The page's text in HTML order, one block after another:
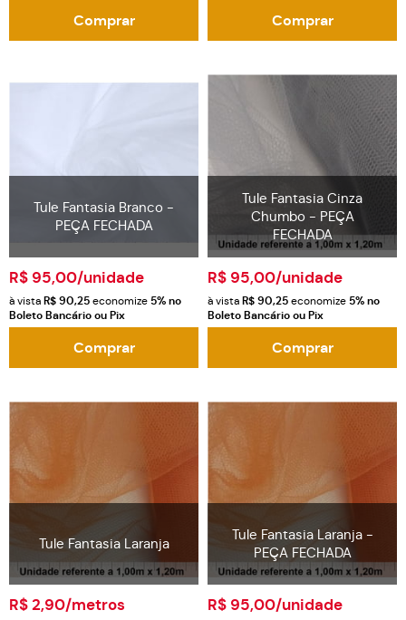
Comprar Comprar
Tule Fantasia Branco -
PEÇA FECHADA
R$ 95,00/unidade
à vista R$ 90,25 economize 5%no
Boleto Bancário ou Pix
Comprar
Tule Fantasia Cinza
Chumbo - PEÇA
FECHADA
R$ 95,00/unidade
à vista R$ 90,25 economize 5%no
Boleto Bancário ou Pix
Comprar
Tule Fantasia Laranja
R$ 2,90/metros
Tule Fantasia Laranja -
PEÇA FECHADA
R$ 95,00/unidade